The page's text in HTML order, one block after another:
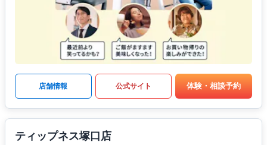
店舗情報 公式サイト 体験・相談予約
ティップネス塚口店